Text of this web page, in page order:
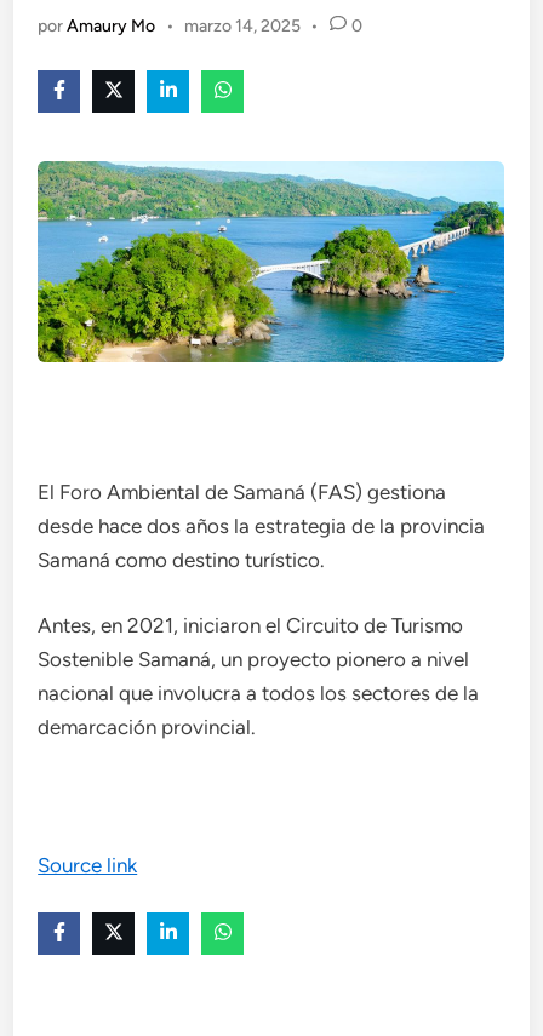
porAmaury Mo • marzo 14, 2025 • 0
El Foro Ambiental de Samaná (FAS) gestiona
desde hace dos años la estrategia de la provincia
Samaná como destino turístico.
Antes, en 2021, iniciaron el Circuito de Turismo
Sostenible Samaná, un proyecto pionero a nivel
nacional que involucra a todos los sectores de la
demarcación provincial.
Source link